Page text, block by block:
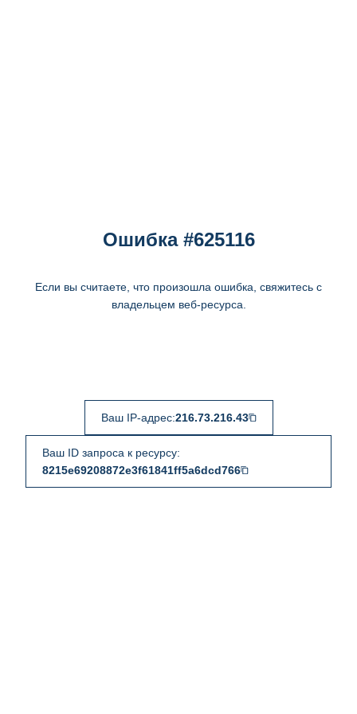
Ошибка #625116
Если вы считаете, что произошла ошибка, свяжитесь с
владельцем веб-ресурса.
Ваш IP-адрес:216.73.216.43
Ваш ID запроса к ресурсу:
8215e69208872e3f61841ff5a6dcd766